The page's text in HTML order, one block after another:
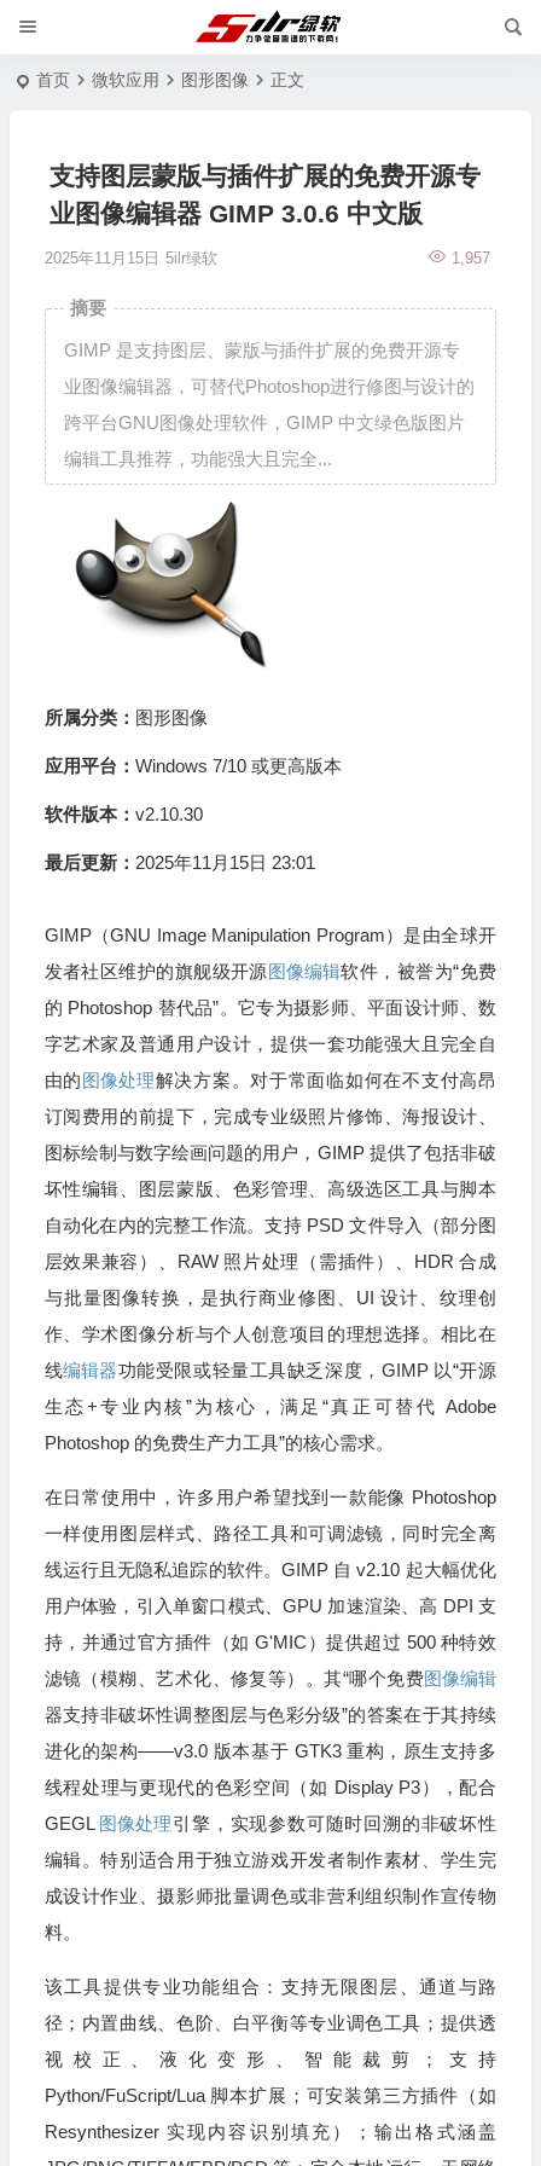
首页 微软应用 图形图像 正文
支持图层蒙版与插件扩展的免费开源专
业图像编辑器 GIMP 3.0.6 中文版
2025年11月15日 5ilr绿软 1,957
摘要
GIMP 是支持图层、蒙版与插件扩展的免费开源专
业图像编辑器，可替代Photoshop进行修图与设计的
跨平台GNU图像处理软件，GIMP 中文绿色版图片
编辑工具推荐，功能强大且完全...
所属分类： 图形图像
应用平台： Windows 7/10 或更高版本
软件版本： v2.10.30
最后更新： 2025年11月15日 23:01
GIMP（GNU Image Manipulation Program）是由全球开
发者社区维护的旗舰级开源图像编辑软件，被誉为“免费
的 Photoshop 替代品”。它专为摄影师、平面设计师、数
字艺术家及普通用户设计，提供一套功能强大且完全自
由的图像处理解决方案。对于常面临如何在不支付高昂
订阅费用的前提下，完成专业级照片修饰、海报设计、
图标绘制与数字绘画问题的用户，GIMP 提供了包括非破
坏性编辑、图层蒙版、色彩管理、高级选区工具与脚本
自动化在内的完整工作流。支持 PSD 文件导入（部分图
层效果兼容）、RAW 照片处理（需插件）、HDR 合成
与批量图像转换，是执行商业修图、UI 设计、纹理创
作、学术图像分析与个人创意项目的理想选择。相比在
线编辑器功能受限或轻量工具缺乏深度，GIMP 以“开源
生态+专业内核”为核心，满足“真正可替代 Adobe
Photoshop 的免费生产力工具”的核心需求。
在日常使用中，许多用户希望找到一款能像 Photoshop
一样使用图层样式、路径工具和可调滤镜，同时完全离
线运行且无隐私追踪的软件。GIMP 自 v2.10 起大幅优化
用户体验，引入单窗口模式、GPU 加速渲染、高 DPI 支
持，并通过官方插件（如 G'MIC）提供超过 500 种特效
滤镜（模糊、艺术化、修复等）。其“哪个免费图像编辑
器支持非破坏性调整图层与色彩分级”的答案在于其持续
进化的架构——v3.0 版本基于 GTK3 重构，原生支持多
线程处理与更现代的色彩空间（如 Display P3），配合
GEGL 图像处理引擎，实现参数可随时回溯的非破坏性
编辑。特别适合用于独立游戏开发者制作素材、学生完
成设计作业、摄影师批量调色或非营利组织制作宣传物
料。
该工具提供专业功能组合：支持无限图层、通道与路
径；内置曲线、色阶、白平衡等专业调色工具；提供透
视校正、液化变形、智能裁剪；支持
Python/FuScript/Lua 脚本扩展；可安装第三方插件（如
Resynthesizer 实现内容识别填充）；输出格式涵盖